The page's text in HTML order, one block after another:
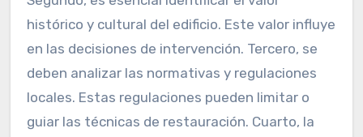
histórico y cultural del edificio. Este valor influye
en las decisiones de intervención. Tercero, se
deben analizar las normativas y regulaciones
locales. Estas regulaciones pueden limitar o
guiar las técnicas de restauración. Cuarto, la